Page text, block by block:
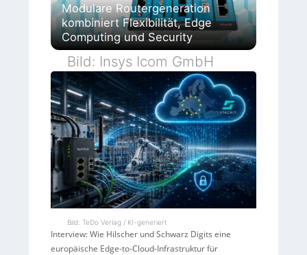
Modulare Routergeneration
kombiniert Flexibilität, Edge
Computing und Security
Bild: Insys Icom GmbH
Bild: TeDo Verlag / KI-generiert
Interview: Wie Hilscher und Schwarz Digits eine
europäische Edge-to-Cloud-Infrastruktur für